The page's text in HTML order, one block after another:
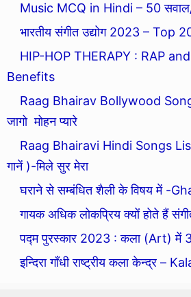
Music MCQ in Hindi – 50
भारतीय संगीत उद्योग 2023 –
HIP-HOP THERAPY : RAP
Benefits
Raag Bhairav Bollywood
जागो मोहन प्यारे
Raag Bhairavi Hindi Songs
गानें )-मिले सुर मेरा
घराने से सम्बंधित शैली के विषय में -
गायक अधिक लोकप्रिय क्यों होते हैं
पद्म पुरस्कार 2023 : कला (Art) में
इन्दिरा गाँधी राष्ट्रीय कला केन्द्र –